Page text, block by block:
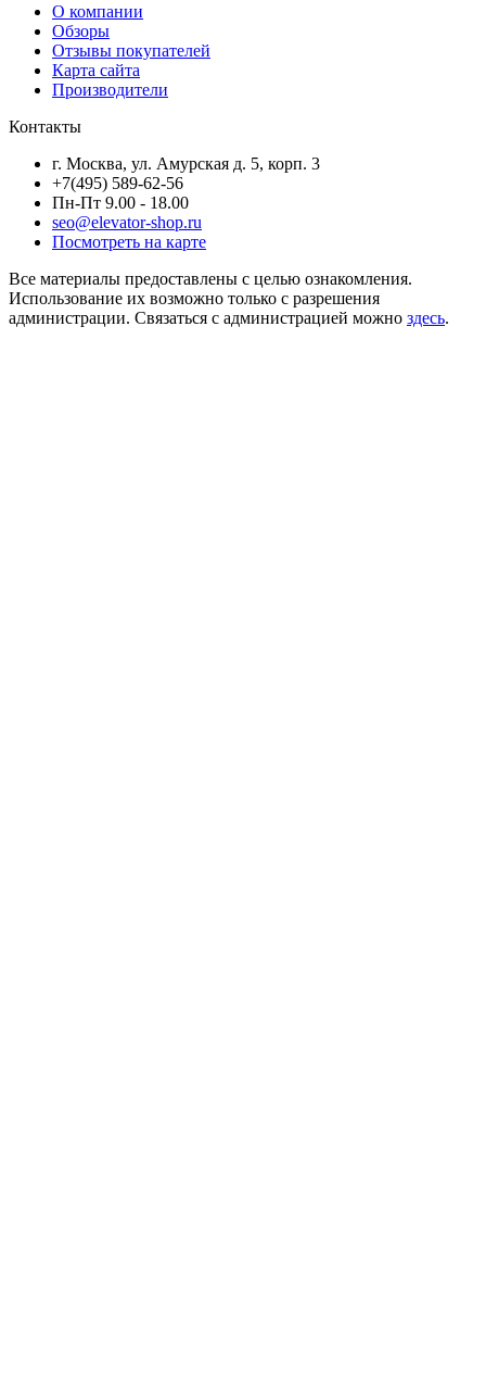
О компании
Обзоры
Отзывы покупателей
Карта сайта
Производители
Контакты
г. Москва, ул. Амурская д. 5, корп. 3
+7(495) 589-62-56
Пн-Пт 9.00 - 18.00
seo@elevator-shop.ru
Посмотреть на карте
Все материалы предоставлены с целью ознакомления.
Использование их возможно только с разрешения
администрации. Связаться с администрацией можно здесь.